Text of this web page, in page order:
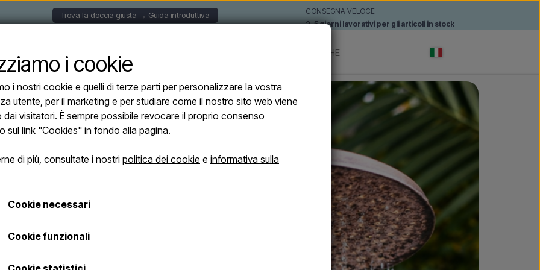
Trova la doccia giusta → Guida introduttiva
CONSEGNA VELOCE
2-5 giorni lavorativi per gli articoli in stock
MARCHE
selezione di docce
le docce sono
alla qualità e
i cookie
i nostri cookie e quelli di terze parti per personalizzare la vostra
utente, per il marketing e per studiare come il nostro sito web viene
dai visitatori. È sempre possibile revocare il proprio consenso
sul link "Cookies" in fondo alla pagina.
di più, consultate i nostri politica dei cookie e informativa sulla
Cookie necessari
Cookie funzionali